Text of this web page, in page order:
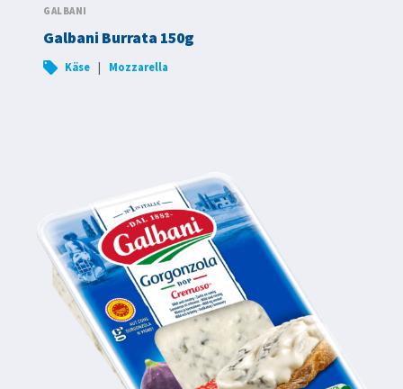
GALBANI
Galbani Burrata 150g
Käse | Mozzarella